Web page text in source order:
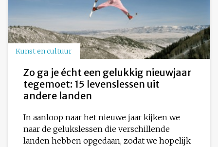
Kunst en cultuur
Zo ga je écht een gelukkig nieuwjaar
tegemoet: 15 levenslessen uit
andere landen
In aanloop naar het nieuwe jaar kijken we
naar de gelukslessen die verschillende
landen hebben opgedaan, zodat we hopelijk